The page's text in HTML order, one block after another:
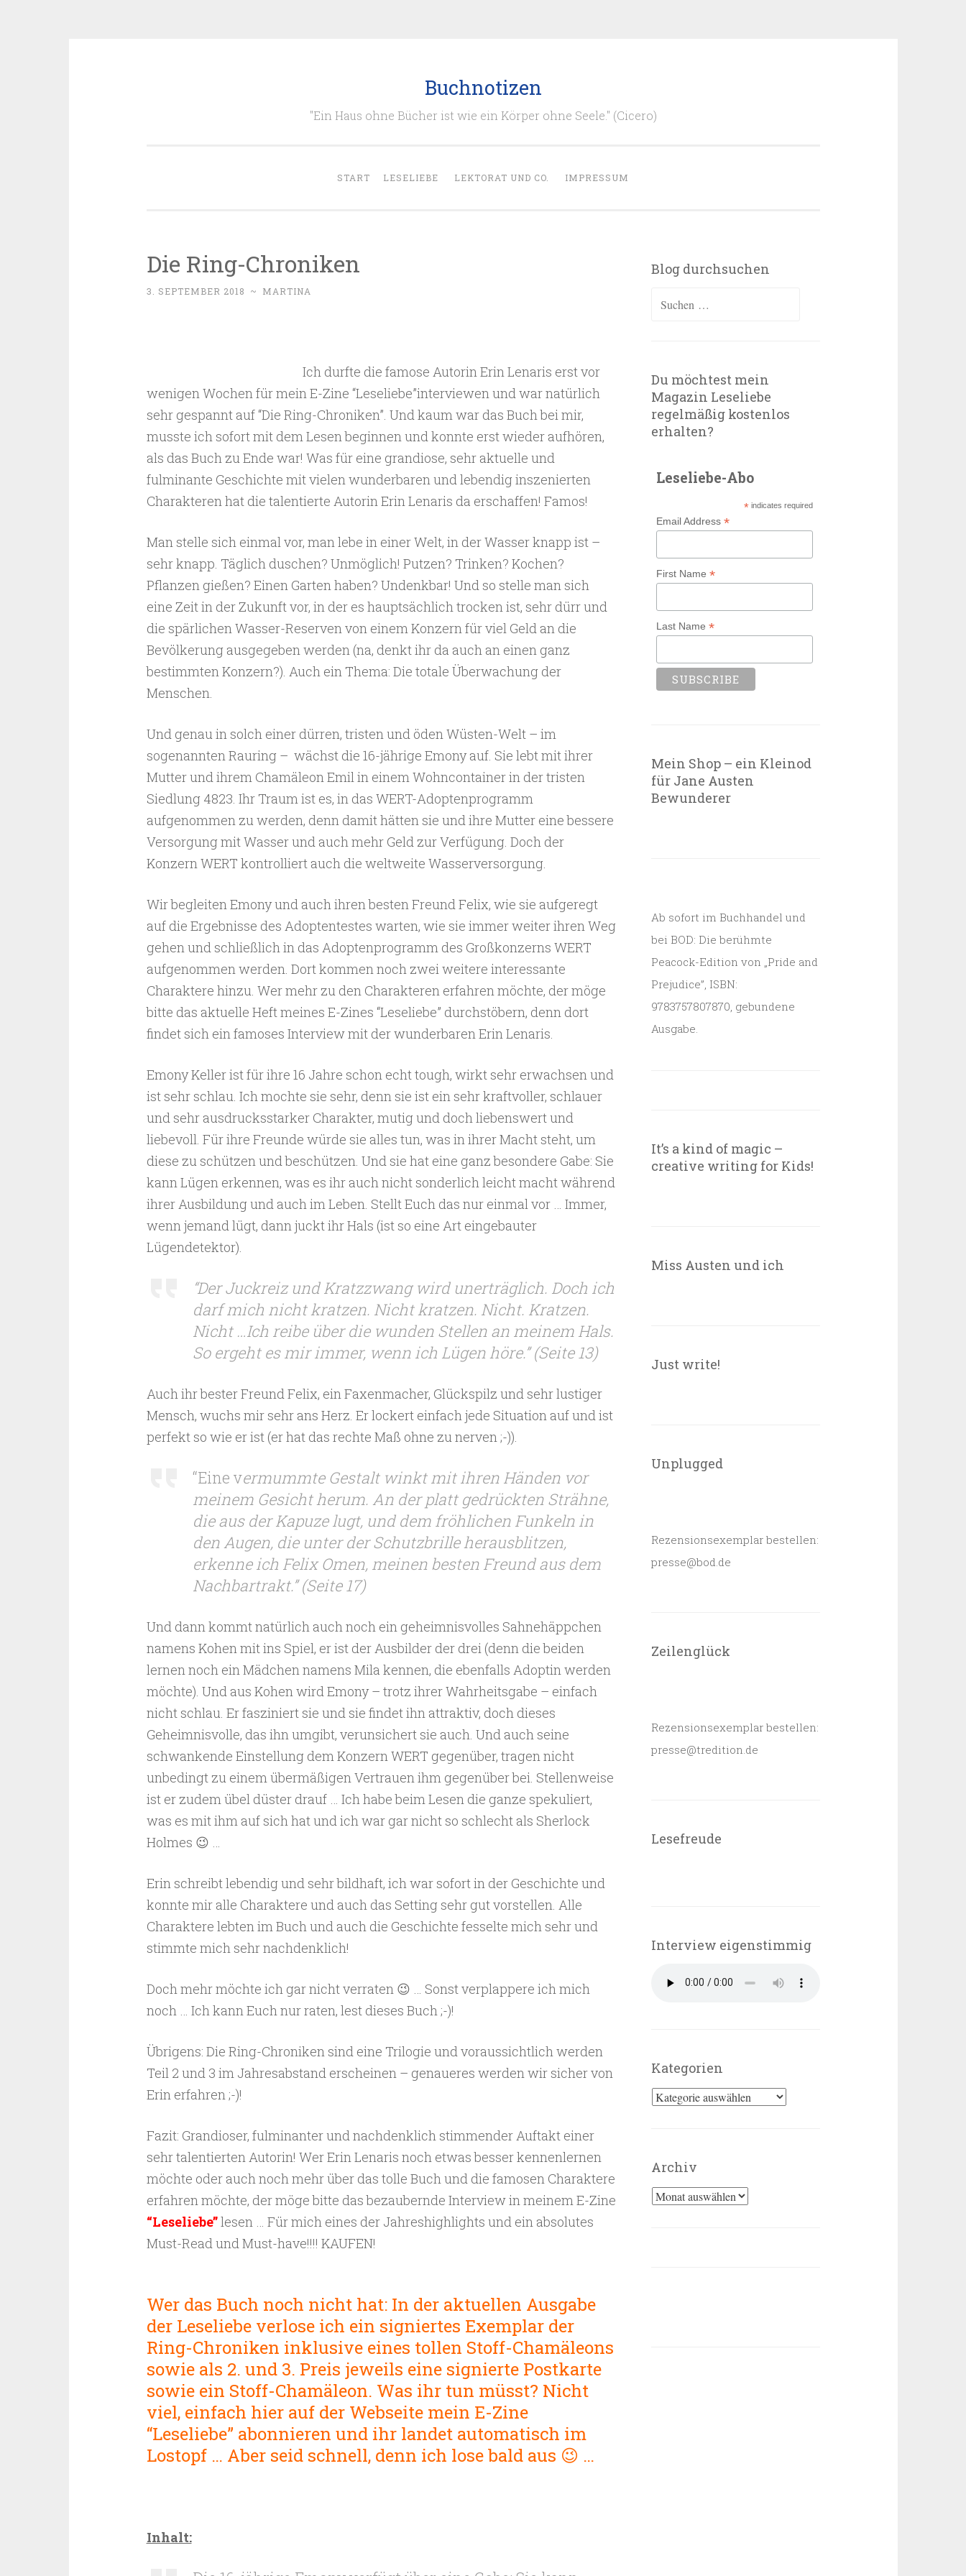
Buchnotizen
"Ein Haus ohne Bücher ist wie ein Körper ohne Seele." (Cicero)
START LESELIEBE LEKTORAT UND CO. IMPRESSUM
Die Ring-Chroniken
3. SEPTEMBER 2018 ~ MARTINA
Ich durfte die famose Autorin Erin Lenaris erst vor
wenigen Wochen für mein E-Zine “Leseliebe”interviewen und war natürlich
sehr gespannt auf “Die Ring-Chroniken”. Und kaum war das Buch bei mir,
musste ich sofort mit dem Lesen beginnen und konnte erst wieder aufhören,
als das Buch zu Ende war! Was für eine grandiose, sehr aktuelle und
fulminante Geschichte mit vielen wunderbaren und lebendig inszenierten
Charakteren hat die talentierte Autorin Erin Lenaris da erschaffen! Famos!
Man stelle sich einmal vor, man lebe in einer Welt, in der Wasser knapp ist –
sehr knapp. Täglich duschen? Unmöglich! Putzen? Trinken? Kochen?
Pflanzen gießen? Einen Garten haben? Undenkbar! Und so stelle man sich
eine Zeit in der Zukunft vor, in der es hauptsächlich trocken ist, sehr dürr und
die spärlichen Wasser-Reserven von einem Konzern für viel Geld an die
Bevölkerung ausgegeben werden (na, denkt ihr da auch an einen ganz
bestimmten Konzern?). Auch ein Thema: Die totale Überwachung der
Menschen.
Und genau in solch einer dürren, tristen und öden Wüsten-Welt – im
sogenannten Rauring – wächst die 16-jährige Emony auf. Sie lebt mit ihrer
Mutter und ihrem Chamäleon Emil in einem Wohncontainer in der tristen
Siedlung 4823. Ihr Traum ist es, in das WERT-Adoptenprogramm
aufgenommen zu werden, denn damit hätten sie und ihre Mutter eine bessere
Versorgung mit Wasser und auch mehr Geld zur Verfügung. Doch der
Konzern WERT kontrolliert auch die weltweite Wasserversorgung.
Wir begleiten Emony und auch ihren besten Freund Felix, wie sie aufgeregt
auf die Ergebnisse des Adoptentestes warten, wie sie immer weiter ihren Weg
gehen und schließlich in das Adoptenprogramm des Großkonzerns WERT
aufgenommen werden. Dort kommen noch zwei weitere interessante
Charaktere hinzu. Wer mehr zu den Charakteren erfahren möchte, der möge
bitte das aktuelle Heft meines E-Zines “Leseliebe” durchstöbern, denn dort
findet sich ein famoses Interview mit der wunderbaren Erin Lenaris.
Emony Keller ist für ihre 16 Jahre schon echt tough, wirkt sehr erwachsen und
ist sehr schlau. Ich mochte sie sehr, denn sie ist ein sehr kraftvoller, schlauer
und sehr ausdrucksstarker Charakter, mutig und doch liebenswert und
liebevoll. Für ihre Freunde würde sie alles tun, was in ihrer Macht steht, um
diese zu schützen und beschützen. Und sie hat eine ganz besondere Gabe: Sie
kann Lügen erkennen, was es ihr auch nicht sonderlich leicht macht während
ihrer Ausbildung und auch im Leben. Stellt Euch das nur einmal vor … Immer,
wenn jemand lügt, dann juckt ihr Hals (ist so eine Art eingebauter
Lügendetektor).
“Der Juckreiz und Kratzzwang wird unerträglich. Doch ich
darf mich nicht kratzen. Nicht kratzen. Nicht. Kratzen.
Nicht …Ich reibe über die wunden Stellen an meinem Hals.
So ergeht es mir immer, wenn ich Lügen höre.” (Seite 13)
Auch ihr bester Freund Felix, ein Faxenmacher, Glückspilz und sehr lustiger
Mensch, wuchs mir sehr ans Herz. Er lockert einfach jede Situation auf und ist
perfekt so wie er ist (er hat das rechte Maß ohne zu nerven ;-)).
“Eine vermummte Gestalt winkt mit ihren Händen vor
meinem Gesicht herum. An der platt gedrückten Strähne,
die aus der Kapuze lugt, und dem fröhlichen Funkeln in
den Augen, die unter der Schutzbrille herausblitzen,
erkenne ich Felix Omen, meinen besten Freund aus dem
Nachbartrakt.” (Seite 17)
Und dann kommt natürlich auch noch ein geheimnisvolles Sahnehäppchen
namens Kohen mit ins Spiel, er ist der Ausbilder der drei (denn die beiden
lernen noch ein Mädchen namens Mila kennen, die ebenfalls Adoptin werden
möchte). Und aus Kohen wird Emony – trotz ihrer Wahrheitsgabe – einfach
nicht schlau. Er fasziniert sie und sie findet ihn attraktiv, doch dieses
Geheimnisvolle, das ihn umgibt, verunsichert sie auch. Und auch seine
schwankende Einstellung dem Konzern WERT gegenüber, tragen nicht
unbedingt zu einem übermäßigen Vertrauen ihm gegenüber bei. Stellenweise
ist er zudem übel düster drauf … Ich habe beim Lesen die ganze spekuliert,
was es mit ihm auf sich hat und ich war gar nicht so schlecht als Sherlock
Holmes 😉 …
Erin schreibt lebendig und sehr bildhaft, ich war sofort in der Geschichte und
konnte mir alle Charaktere und auch das Setting sehr gut vorstellen. Alle
Charaktere lebten im Buch und auch die Geschichte fesselte mich sehr und
stimmte mich sehr nachdenklich!
Doch mehr möchte ich gar nicht verraten 😉 … Sonst verplappere ich mich
noch … Ich kann Euch nur raten, lest dieses Buch ;-)!
Übrigens: Die Ring-Chroniken sind eine Trilogie und voraussichtlich werden
Teil 2 und 3 im Jahresabstand erscheinen – genaueres werden wir sicher von
Erin erfahren ;-)!
Fazit: Grandioser, fulminanter und nachdenklich stimmender Auftakt einer
sehr talentierten Autorin! Wer Erin Lenaris noch etwas besser kennenlernen
möchte oder auch noch mehr über das tolle Buch und die famosen Charaktere
erfahren möchte, der möge bitte das bezaubernde Interview in meinem E-Zine
“Leseliebe”lesen … Für mich eines der Jahreshighlights und ein absolutes
Must-Read und Must-have!!!! KAUFEN!
Wer das Buch noch nicht hat: In der aktuellen Ausgabe
der Leseliebe verlose ich ein signiertes Exemplar der
Ring-Chroniken inklusive eines tollen Stoff-Chamäleons
sowie als 2. und 3. Preis jeweils eine signierte Postkarte
sowie ein Stoff-Chamäleon. Was ihr tun müsst? Nicht
viel, einfach hier auf der Webseite mein E-Zine
“Leseliebe” abonnieren und ihr landet automatisch im
Lostopf … Aber seid schnell, denn ich lose bald aus 😉 …
Inhalt:
Blog durchsuchen
Suchen
Du möchtest mein
Magazin Leseliebe
regelmäßig kostenlos
erhalten?
Leseliebe-Abo
* indicates required
Email Address*
First Name*
Last Name*
Mein Shop – ein Kleinod
für Jane Austen
Bewunderer
Ab sofort im Buchhandel und
bei BOD: Die berühmte
Peacock-Edition von „Pride and
Prejudice”, ISBN:
9783757807870, gebundene
Ausgabe.
It’s a kind of magic –
creative writing for Kids!
Miss Austen und ich
Just write!
Unplugged
Rezensionsexemplar bestellen:
presse@bod.de
Zeilenglück
Rezensionsexemplar bestellen:
presse@tredition.de
Lesefreude
Interview eigenstimmig
Kategorien
Kategorien
Archiv
Archiv